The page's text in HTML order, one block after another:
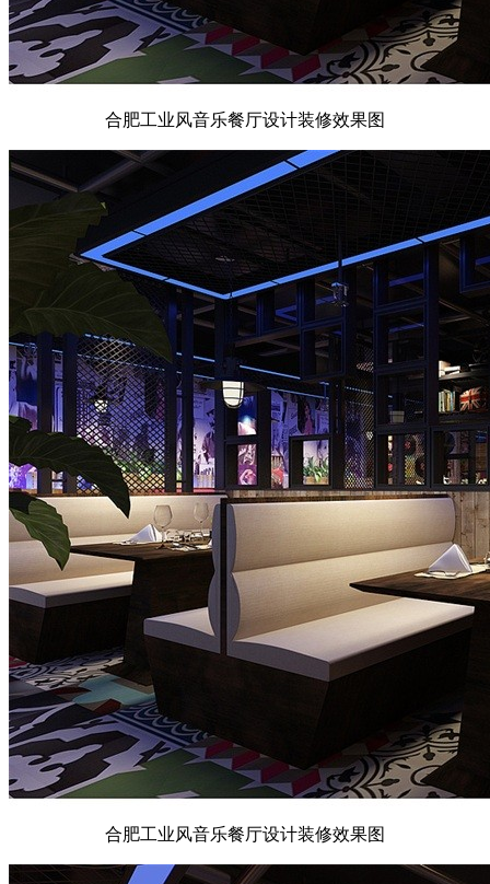
合肥工业风音乐餐厅设计装修效果图
合肥工业风音乐餐厅设计装修效果图